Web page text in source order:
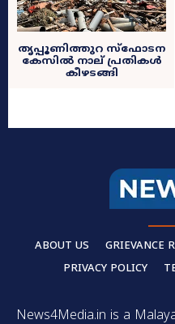
തൃപ്പൂണിത്തുറ സ്ഫോടന
കേസിൽ നാല് പ്രതികൾ
കീഴടങ്ങി
ABOUT US GRIEVANCE
PRIVACY POLICY
News4Media.in is a